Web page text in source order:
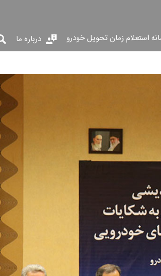
استعلام زمان تحویل خودرو درباره ما